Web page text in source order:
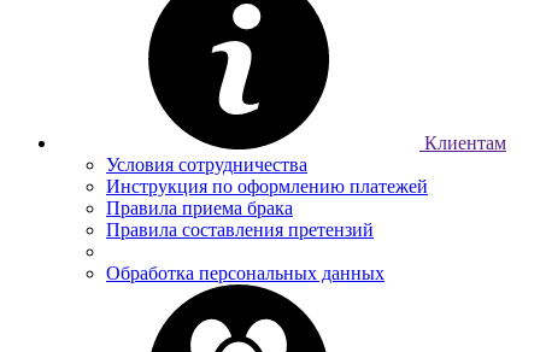
Клиентам
Условия сотрудничества
Инструкция по оформлению платежей
Правила приема брака
Правила составления претензий
Обработка персональных данных